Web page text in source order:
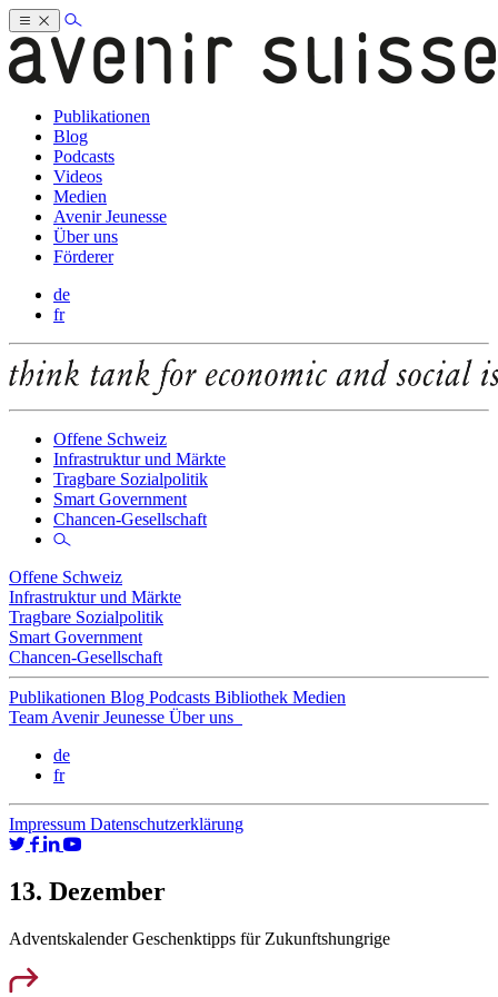
Publikationen
Blog
Podcasts
Videos
Medien
Avenir Jeunesse
Über uns
Förderer
de
fr
Offene Schweiz
Infrastruktur und Märkte
Tragbare Sozialpolitik
Smart Government
Chancen-Gesellschaft
Offene Schweiz
Infrastruktur und Märkte
Tragbare Sozialpolitik
Smart Government
Chancen-Gesellschaft
Publikationen Blog Podcasts Bibliothek Medien
Team Avenir Jeunesse Über uns
de
fr
Impressum Datenschutzerklärung
13. Dezember
AdventskalenderGeschenktipps für Zukunftshungrige